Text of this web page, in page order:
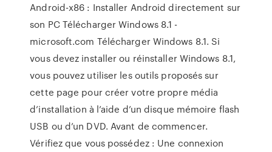
Android-x86 : Installer Android directement sur
son PC Télécharger Windows 8.1 -
microsoft.com Télécharger Windows 8.1. Si
vous devez installer ou réinstaller Windows 8.1,
vous pouvez utiliser les outils proposés sur
cette page pour créer votre propre média
d’installation à l’aide d’un disque mémoire flash
USB ou d’un DVD. Avant de commencer.
Vérifiez que vous possédez : Une connexion